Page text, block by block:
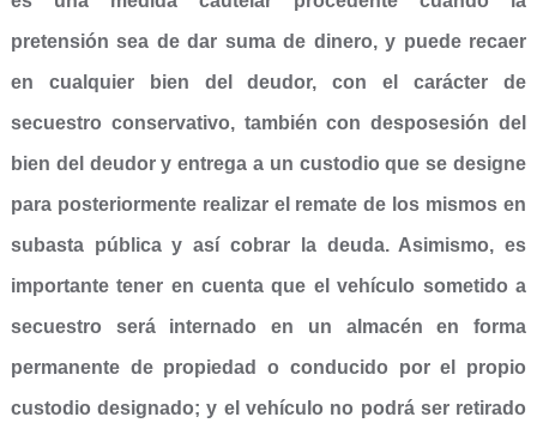
pretensión sea de dar suma de dinero, y puede recaer
en cualquier bien del deudor, con el carácter de
secuestro conservativo, también con desposesión del
bien del deudor y entrega a un custodio que se designe
para posteriormente realizar el remate de los mismos en
subasta pública y así cobrar la deuda. Asimismo, es
importante tener en cuenta que el vehículo sometido a
secuestro será internado en un almacén en forma
permanente de propiedad o conducido por el propio
custodio designado; y el vehículo no podrá ser retirado